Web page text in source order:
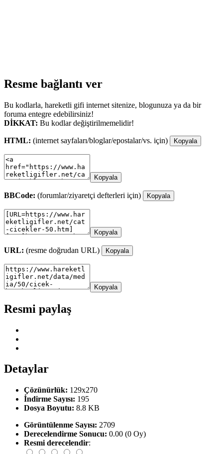
Resme bağlantı ver
Bu kodlarla, hareketli gifi internet sitenize, blogunuza ya da bir
foruma entegre edebilirsiniz!
DİKKAT: Bu kodlar değiştirilmemelidir!
HTML: (internet sayfaları/bloglar/epostalar/vs. için) Kopyala
Kopyala
BBCode: (forumlar/ziyaretçi defterleri için) Kopyala
Kopyala
URL: (resme doğrudan URL) Kopyala
Kopyala
Resmi paylaş
Detaylar
Çözünürlük: 129x270
İndirme Sayısı: 195
Dosya Boyutu: 8.8 KB
Görüntülenme Sayısı: 2709
Derecelendirme Sonucu: 0.00 (0 Oy)
Resmi derecelendir: